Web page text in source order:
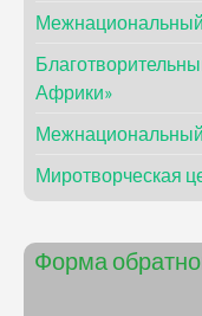
Африки»
Миротворческая
Форма